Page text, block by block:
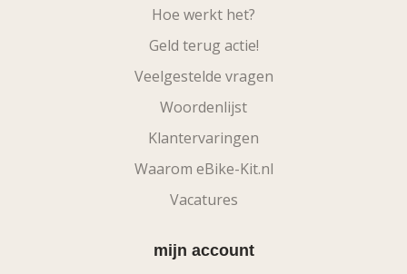
Hoe werkt het?
Geld terug actie!
Veelgestelde vragen
Woordenlijst
Klantervaringen
Waarom eBike-Kit.nl
Vacatures
mijn account